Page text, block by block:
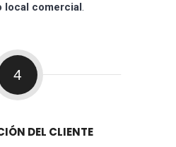
local comercial.
4
DEL CLIENTE